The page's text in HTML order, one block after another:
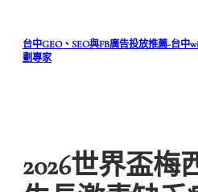
台中GEO、SEO與FB廣告投放推薦-台中
劃專家
2026世界盃梅